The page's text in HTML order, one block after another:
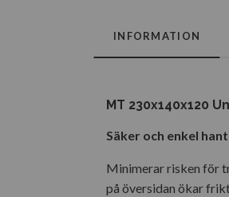
INFORMATION
MT 230x140x120
Säker och enkel
Minimerar risken för
på översidan ökar